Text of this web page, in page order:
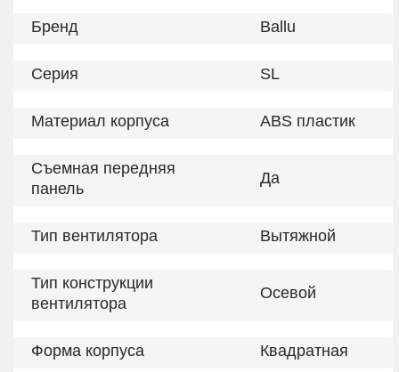
Бренд Ballu
Серия SL
Материал корпуса ABS пластик
Съемная передняя
панель
Да
Тип вентилятора Вытяжной
Тип конструкции
вентилятора
Осевой
Форма корпуса Квадратная